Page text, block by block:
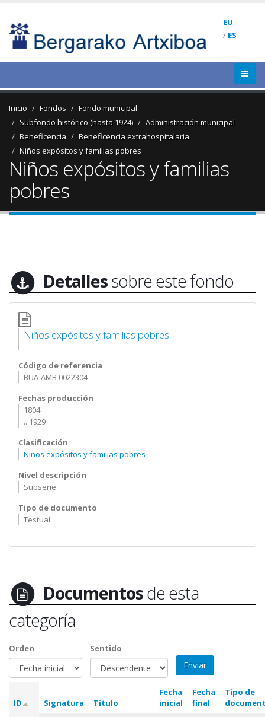
EU
/ ES
Inicio Fondos
Fondo municipal
Subfondo histórico (hasta 1924)
Administración municipal
Beneficencia
Beneficencia extrahospitalaria
Niños expósitos y familias pobres
Niños expósitos y familias
pobres
Detallessobre este fondo
Niños expósitos y familias pobres
Código de referencia
BUA-AMB 0022304
Fechas producción
1804
.. 1929
Clasificación
Niños expósitos y familias pobres
Nivel descripción
Subserie
Tipo de documento
Testual
Documentosde esta
categoría
Orden Sentido
ID Signatura Título
Fecha
inicial
Fecha
final
Tipo de